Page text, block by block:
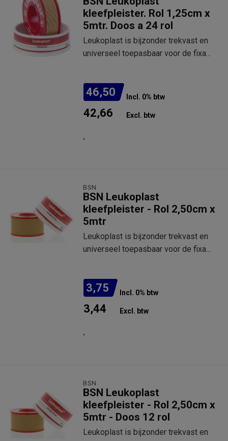
kleefpleister. Rol 1,25cm x
5mtr. Doos a 24 rol
Leukoplast is bijzonder trekvast en
universeel toepasbaar voor de fixa...
46,50 Incl. 0% btw
42,66 Excl. btw
.
BSN
BSN Leukoplast
kleefpleister - Rol 2,50cm x
5mtr
Leukoplast is bijzonder trekvast en
universeel toepasbaar voor de fixa...
3,75 Incl. 0% btw
3,44 Excl. btw
.
BSN
BSN Leukoplast
kleefpleister - Rol 2,50cm x
5mtr - Doos 12 rol
Leukoplast is bijzonder trekvast en